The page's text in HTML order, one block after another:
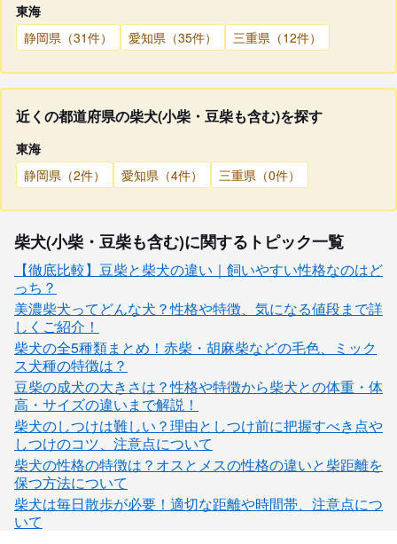
東海
静岡県（31件）
愛知県（35件） 三重県（12件）
近くの都道府県の柴犬(小柴・豆柴も含む)を探す
東海
静岡県（2件）
愛知県（4件） 三重県（0件）
柴犬(小柴・豆柴も含む)に関するトピック一覧
【徹底比較】豆柴と柴犬の違い｜飼いやすい性格なのはど
っち？
美濃柴犬ってどんな犬？性格や特徴、気になる値段まで詳
しくご紹介！
柴犬の全5種類まとめ！赤柴・胡麻柴などの毛色、ミック
ス犬種の特徴は？
豆柴の成犬の大きさは？性格や特徴から柴犬との体重・体
高・サイズの違いまで解説！
柴犬のしつけは難しい？理由としつけ前に把握すべき点や
しつけのコツ、注意点について
柴犬の性格の特徴は？オスとメスの性格の違いと柴距離を
保つ方法について
柴犬は毎日散歩が必要！適切な距離や時間帯、注意点につ
いて